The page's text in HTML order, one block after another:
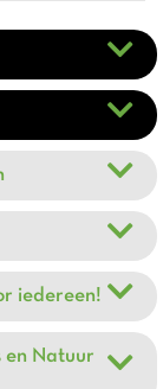
iedereen!
en Natuur